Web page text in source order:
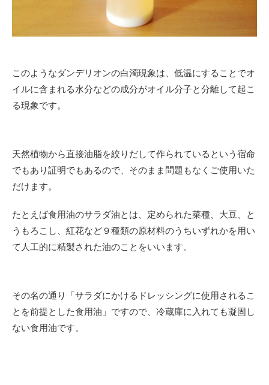
このようなダンデリオンの白濁現象は、 低温にすることでオ
イルに含まれる水分などの成分がオイル分子と分離して起こ
る現象です。
天然植物から直接油脂を絞りだして作られているという宿命
でもあり証明でもあるので、そのまま問題もなくご使用いた
だけます。
たとえば食用油のサラダ油とは、定められた菜種、大豆、と
うもろこし、紅花など９種類の原材料のうちいずれかを用い
て人工的に精製された油のことをいいます。
その名の通り「サラダにかけるドレッシングに使用されるこ
とを前提とした食用油」ですので、冷蔵庫に入れても凝固し
ない食用油です。